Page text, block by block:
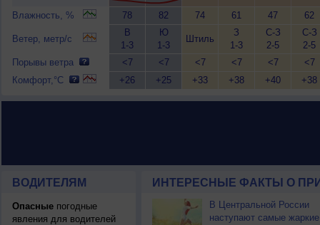
Влажность, %
Ветер, метр/с
Порывы ветра
Комфорт,°C
78
В
1-3
<7
+26
82
Ю
1-3
<7
+25
74
Штиль
<7
+33
61
З
1-3
<7
+38
47
С-З
2-5
<7
+40
62
С-З
2-5
<7
+38
ВОДИТЕЛЯМ
Опасныепогодные
явления для водителей
ИНТЕРЕСНЫЕ ФАКТЫ О
В Центральной России
наступают самые жаркие